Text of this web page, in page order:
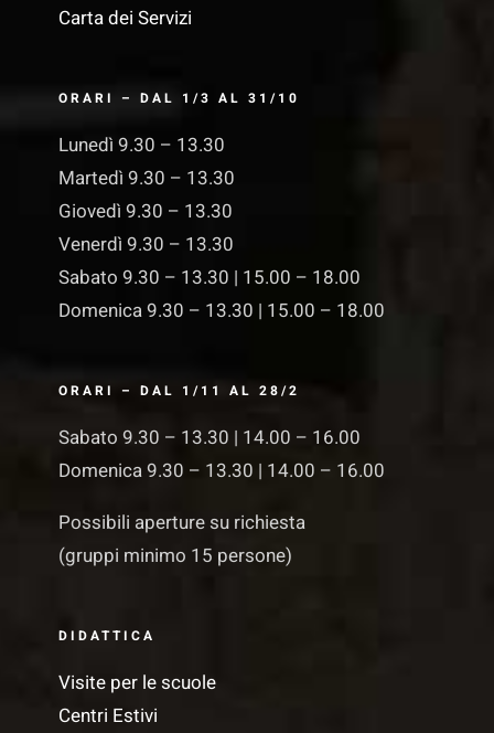
Carta dei Servizi
ORARI – DAL 1/3 AL 31/10
Lunedì 9.30 – 13.30
Martedì 9.30 – 13.30
Giovedì 9.30 – 13.30
Venerdì 9.30 – 13.30
Sabato 9.30 – 13.30 | 15.00 – 18.00
Domenica 9.30 – 13.30 | 15.00 – 18.00
ORARI – DAL 1/11 AL 28/2
Sabato 9.30 – 13.30 | 14.00 – 16.00
Domenica 9.30 – 13.30 | 14.00 – 16.00
Possibili aperture su richiesta
(gruppi minimo 15 persone)
DIDATTICA
Visite per le scuole
Centri Estivi